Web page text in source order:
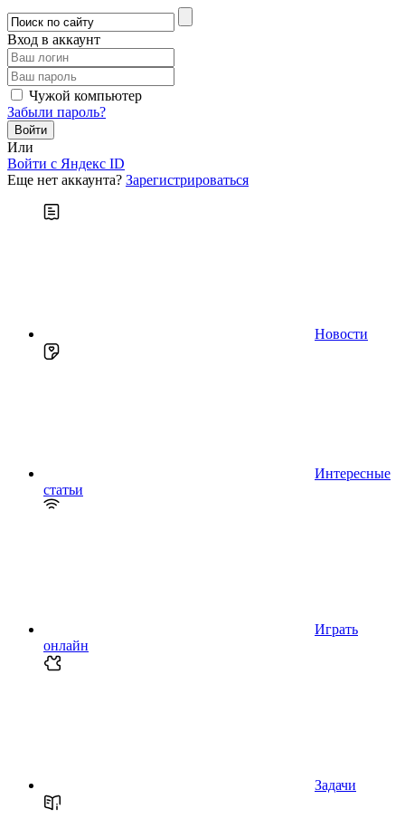
Вход в аккаунт
Чужой компьютер
Забыли пароль?
Или
Войти c Яндекс ID
Еще нет аккаунта? Зарегистрироваться
Новости
Интересные
статьи
Играть
онлайн
Задачи